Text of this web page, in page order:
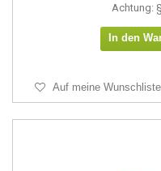
Achtung:
In den
Auf meine Wunschliste